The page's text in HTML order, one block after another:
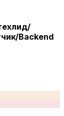
Backend